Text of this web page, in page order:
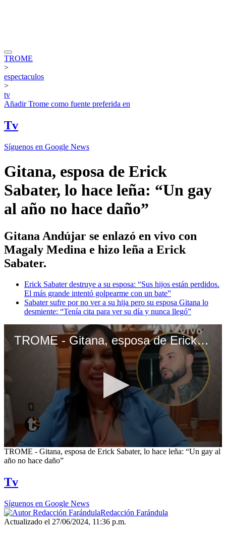
TROME
>
espectaculos
>
tv
AñadirTrome como fuente preferida en
Tv
Síguenos en Google News
Gitana, esposa de Erick
Sabater, lo hace leña: “Un gay
al año no hace daño”
Gitana Andújar se enlazó en vivo con
Magaly Medina e hizo leña a Erick
Sabater.
Erick Sabater destruye a su esposa: “Sus hijos están perdidos.
El más grande intentó golpearme con un bate”
Sabater sufre por no ver a su hija pero su esposa Gitana lo
desmiente: “Tenía cita para ver su día y nunca llegó”
TROME - Gitana, esposa de Erick Sabater, lo hace leña: “Un gay al año no hace daño”
0
seconds
minute,
52
seconds
TROME - Gitana, esposa de Erick Sabater, lo hace leña: “Un gay al
año no hace daño”
Tv
Síguenos en Google News
Redacción Farándula
Actualizado el 27/06/2024, 11:36 p.m.